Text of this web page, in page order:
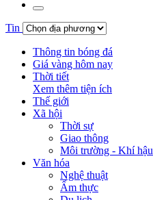
Tin
Thông tin bóng đá
Giá vàng hôm nay
Thời tiết
Xem thêm tiện ích
Thế giới
Xã hội
Thời sự
Giao thông
Môi trường - Khí hậu
Văn hóa
Nghệ thuật
Ẩm thực